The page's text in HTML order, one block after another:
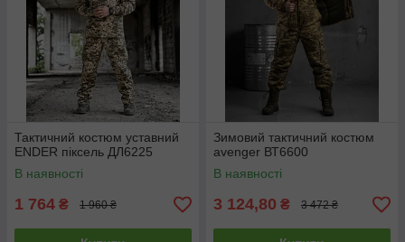
Тактичний костюм уставний
ENDER піксель ДЛ6225
В наявності
1 764 ₴ 1 960 ₴
Зимовий тактичний костюм
avenger ВТ6600
В наявності
3 124,80 ₴ 3 472 ₴